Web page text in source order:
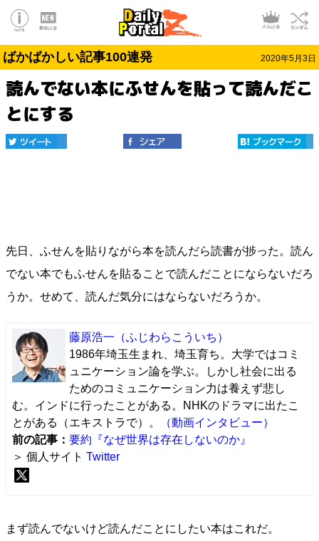
ばかばかしい記事100連発 2020年5月3日
読んでない本にふせんを貼って読んだこ
とにする
先日、ふせんを貼りながら本を読んだら読書が捗った。読ん
でない本でもふせんを貼ることで読んだことにならないだろ
うか。せめて、読んだ気分にはならないだろうか。
藤原浩一 （ふじわらこういち）
1986年埼玉生まれ、埼玉育ち。大学ではコミ
ュニケーション論を学ぶ。しかし社会に出る
ためのコミュニケーション力は養えず悲し
む。インドに行ったことがある。NHKのドラマに出たこ
とがある（エキストラで）。
（動画インタビュー）
前の記事： 要約『なぜ世界は存在しないのか』
＞ 個人サイト Twitter
まず読んでないけど読んだことにしたい本はこれだ。